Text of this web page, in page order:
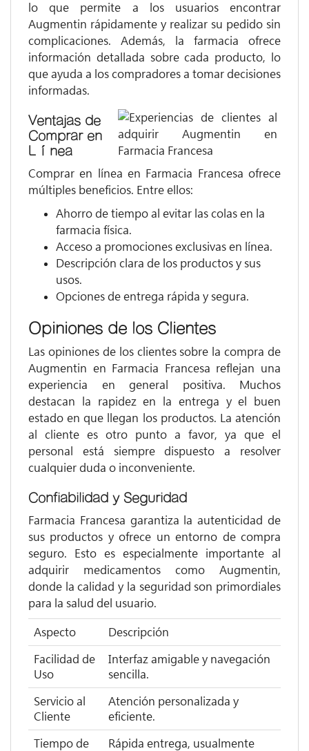
lo que permite a los usuarios encontrar
Augmentin rápidamente y realizar su pedido sin
complicaciones. Además, la farmacia ofrece
información detallada sobre cada producto, lo
que ayuda a los compradores a tomar decisiones
informadas.
Ventajas de
Comprar en
Línea
Comprar en línea en Farmacia Francesa ofrece
múltiples beneficios. Entre ellos:
Ahorro de tiempo al evitar las colas en la
farmacia física.
Acceso a promociones exclusivas en línea.
Descripción clara de los productos y sus
usos.
Opciones de entrega rápida y segura.
Opiniones de los Clientes
Las opiniones de los clientes sobre la compra de
Augmentin en Farmacia Francesa reflejan una
experiencia en general positiva. Muchos
destacan la rapidez en la entrega y el buen
estado en que llegan los productos. La atención
al cliente es otro punto a favor, ya que el
personal está siempre dispuesto a resolver
cualquier duda o inconveniente.
Confiabilidad y Seguridad
Farmacia Francesa garantiza la autenticidad de
sus productos y ofrece un entorno de compra
seguro. Esto es especialmente importante al
adquirir medicamentos como Augmentin,
donde la calidad y la seguridad son primordiales
para la salud del usuario.
Aspecto
Descripción
Facilidad de
Uso
Interfaz amigable y navegación
sencilla.
Servicio al
Cliente
Atención personalizada y
eficiente.
Tiempo de
Rápida entrega, usualmente